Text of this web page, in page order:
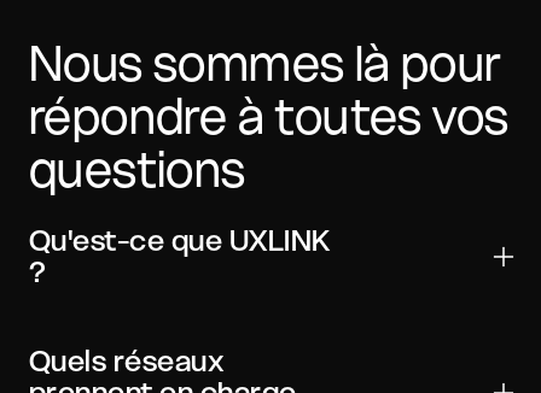
Nous sommes là pour
répondre à toutes vos
questions
Qu'est-ce que UXLINK
?
transferts, le trading et les applications Web3. Il est
largement compatible avec les principaux
Quels réseaux